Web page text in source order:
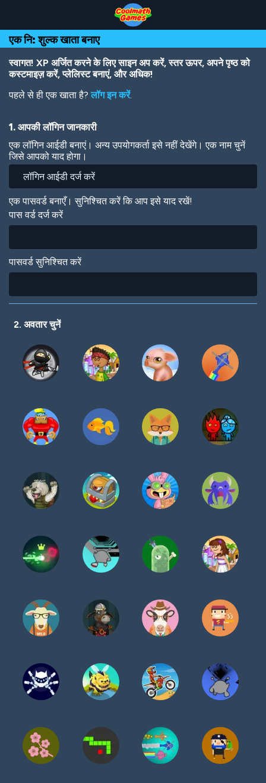
Top
of
Page
Navigation
Main
Content
Footer
main
content
एक नि: शुल्क खाता बनाए
स्वागत! XP अर्जित करने के लिए साइन अप करें, स्तर ऊपर, अपने पृष्ठ को
कस्टमाइज़ करें, प्लेलिस्ट बनाएं, और अधिक!
पहले से ही एक खाता है?लॉग इन करें.
1. आपकी लॉगिन जानकारी
एक लॉगिन आईडी बनाएं। अन्य उपयोगकर्ता इसे नहीं देखेंगे। एक नाम चुनें
जिसे आपको याद होगा।
एक पासवर्ड बनाएँ। सुनिश्चित करें कि आप इसे याद रखें!
पास वर्ड दर्ज करें
पासवर्ड सुनिश्चित करें
2. अवतार चुनें